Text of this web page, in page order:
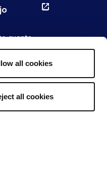
all cookies
all cookies
cuenta
casa.